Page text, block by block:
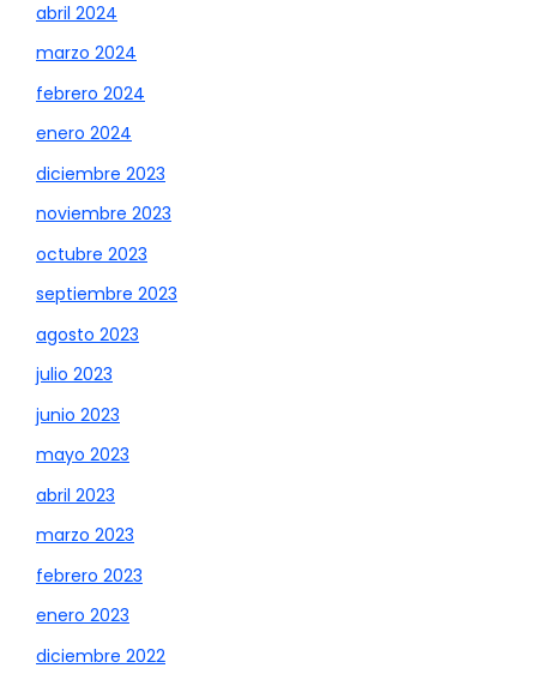
abril 2024
marzo 2024
febrero 2024
enero 2024
diciembre 2023
noviembre 2023
octubre 2023
septiembre 2023
agosto 2023
julio 2023
junio 2023
mayo 2023
abril 2023
marzo 2023
febrero 2023
enero 2023
diciembre 2022